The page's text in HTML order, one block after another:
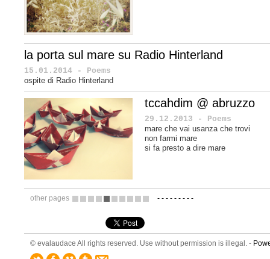
la porta sul mare su Radio Hinterland
15.01.2014 - Poems
ospite di Radio Hinterland
tccahdim @ abruzzo
29.12.2013 - Poems
mare che vai usanza che trovi
non farmi mare
si fa presto a dire mare
other pages - - - - - - - - -
© evalaudace All rights reserved. Use without permission is illegal. -